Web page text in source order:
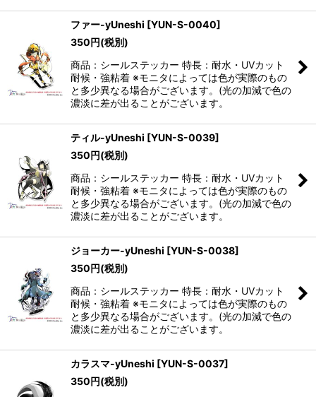
ファー-yUneshi [YUN-S-0040]
350円(税別)
商品：シールステッカー 特長：耐水・UVカット
耐候・強粘着 ※モニタによっては色が実際のもの
と多少異なる場合がございます。(光の加減で色の
濃淡に差が出ることがございます。
ティル-yUneshi [YUN-S-0039]
350円(税別)
商品：シールステッカー 特長：耐水・UVカット
耐候・強粘着 ※モニタによっては色が実際のもの
と多少異なる場合がございます。(光の加減で色の
濃淡に差が出ることがございます。
ジョーカー-yUneshi [YUN-S-0038]
350円(税別)
商品：シールステッカー 特長：耐水・UVカット
耐候・強粘着 ※モニタによっては色が実際のもの
と多少異なる場合がございます。(光の加減で色の
濃淡に差が出ることがございます。
カラスマ-yUneshi [YUN-S-0037]
350円(税別)